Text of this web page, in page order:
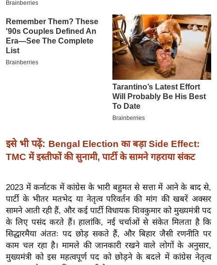
म
ई
-
पे
प
बे
मि
सा
श
ख्सि
य
त
यं
ग
इसे भी पढ़ें: Bengal Election का बड़ा Side Effect:
TMC में इस्तीफों की सुनामी, पार्टी के सामने गहराया संकट
2023 में कर्नाटक में कांग्रेस के भारी बहुमत से सत्ता में आने के बाद से,
पार्टी के भीतर मतभेद या नेतृत्व परिवर्तन की मांग की खबरें अक्सर
सामने आती रही हैं, और कई पार्टी विधायक शिवकुमार को मुख्यमंत्री पद
के लिए पसंद करते हैं। हालांकि, नई चर्चाओं से संकेत मिलता है कि
सिद्धारमैया अंततः पद छोड़ सकते हैं, और बिहार जैसी रणनीति पर
काम चल रहा है। मामले की जानकारी रखने वाले लोगों के अनुसार,
मुख्यमंत्री को इस महत्वपूर्ण पद को छोड़ने के बदले में कांग्रेस नेतृत्व